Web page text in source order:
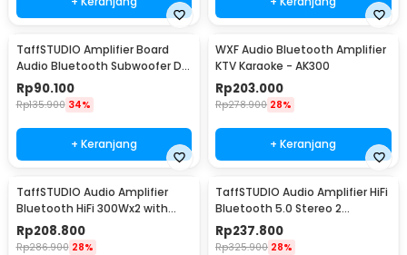
TaffSTUDIO Amplifier Board
Audio Bluetooth Subwoofer DIY
35W - D30K
Rp90.100
Rp135.900 34%
+ Keranjang
WXF Audio Bluetooth Amplifier
KTV Karaoke - AK300
Rp203.000
Rp278.900 28%
+ Keranjang
TaffSTUDIO Audio Amplifier
Bluetooth HiFi 300Wx2 with
Remote Control - BT-198E
Rp208.800
Rp286.900 28%
TaffSTUDIO Audio Amplifier HiFi
Bluetooth 5.0 Stereo 2
Channel 800W - BT-309A
Rp237.800
Rp325.900 28%